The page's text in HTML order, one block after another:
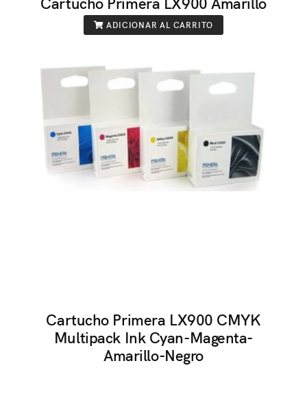
ADICIONAR AL CARRITO
Cartucho Primera LX900 CMYK
Multipack Ink Cyan-Magenta-
Amarillo-Negro